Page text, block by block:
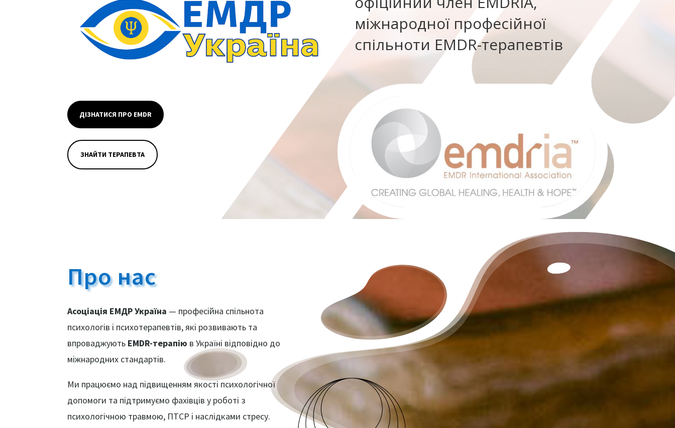
міжнародної професійної
спільноти EMDR-терапевтів
ДІЗНАТИСЯ ПРО EMDR
ЗНАЙТИ ТЕРАПЕВТА
Про нас
Асоціація ЕМДР Україна — професійна спільнота
психологів і психотерапевтів, які розвивають та
впроваджують EMDR-терапію в Україні відповідно до
міжнародних стандартів.
Ми працюємо над підвищенням якості психологічної
допомоги та підтримуємо фахівців у роботі з
психологічною травмою, ПТСР і наслідками стресу.